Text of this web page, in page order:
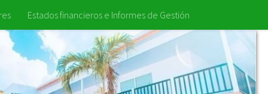
Estados financieros e Informes de Gestión